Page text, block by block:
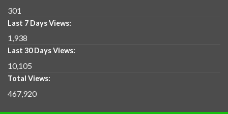
301
Last 7 Days Views:
1,938
Last 30 Days Views:
10,105
Total Views:
467,920